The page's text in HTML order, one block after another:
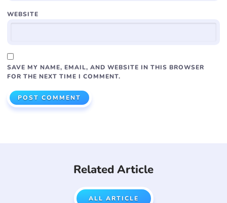
WEBSITE
SAVE MY NAME, EMAIL, AND WEBSITE IN THIS BROWSER
FOR THE NEXT TIME I COMMENT.
Related Article
ALL ARTICLE